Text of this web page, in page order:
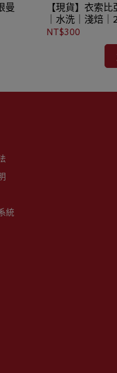
曼 【現貨】衣索
｜水洗｜淺焙｜
NT$300
統